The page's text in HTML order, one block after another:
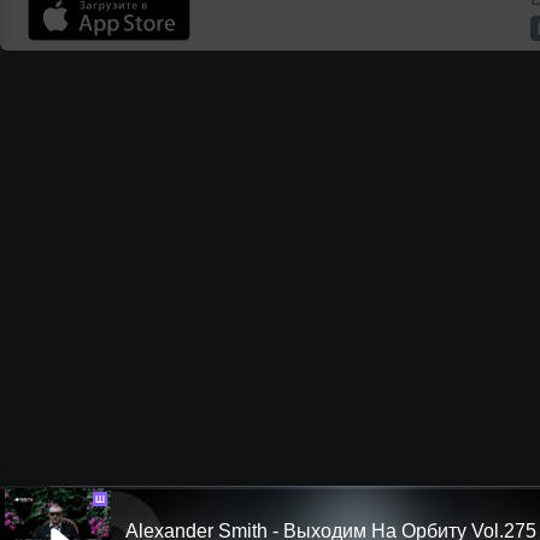
Ш
Alexander Smith - Выходим На Орбиту Vol.275